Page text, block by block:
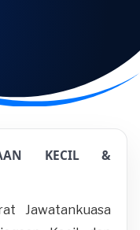
KECIL &
Jawatankuasa